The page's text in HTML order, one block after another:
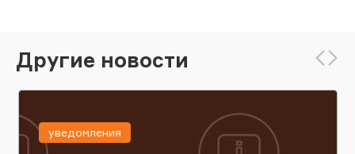
Другие новости
уведомления